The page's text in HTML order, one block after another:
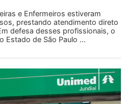
e Enfermeiros estiveram
prestando atendimento direto
defesa desses profissionais, o
Estado de São Paulo ...